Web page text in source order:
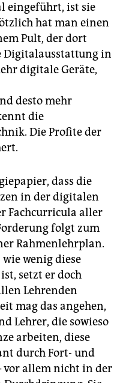
eingeführt, ist sie
hat man einen
Pult, der dort
Digitalausstattung in
digitale Geräte,
desto mehr
die
Die Profite der
dass die
in der digitalen
Fachcurricula aller
folgt zum
Rahmenlehrplan.
wenig diese
setzt er doch
Lehrenden
mag das angehen,
Lehrer, die sowieso
arbeiten, diese
durch Fort- und
vor allem nicht in der